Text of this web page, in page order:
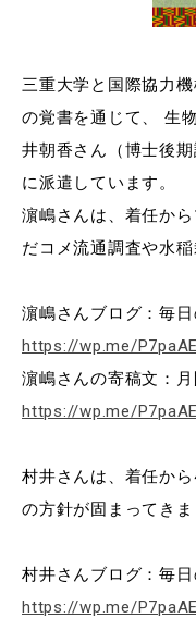
イベ
三重大学と国際協力
の覚書を通じて、 生
井朝香さん（博士後
に派遣しています。
濵嶋さんは、着任か
だコメ流通調査や水
濵嶋さんブログ：毎
https://wp.me/
濵嶋さんの寄稿文：
https://wp.me/
村井さんは、着任か
の方針が固まってきま
村井さんブログ：毎
https://wp.me/